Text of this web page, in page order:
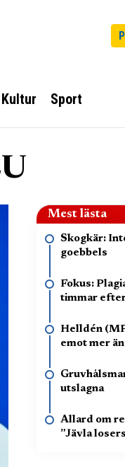
Kultur Sport
Mest lästa
Skogkär:
goebbels
Fokus:
timmar
Helldén
emot mer
utslagna
Allard om
”Jävla